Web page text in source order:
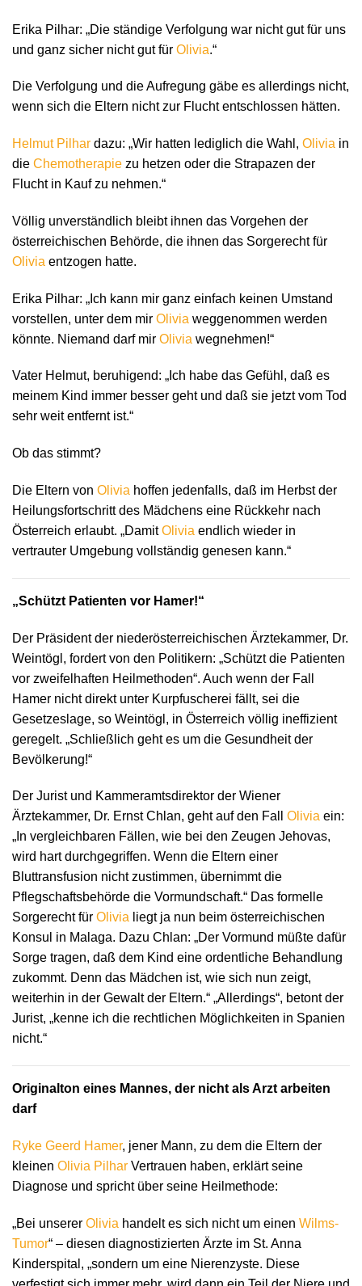
Erika Pilhar: „Die ständige Verfolgung war nicht gut für uns
und ganz sicher nicht gut für Olivia.“
Die Verfolgung und die Aufregung gäbe es allerdings nicht,
wenn sich die Eltern nicht zur Flucht entschlossen hätten.
Helmut Pilhar dazu: „Wir hatten lediglich die Wahl, Olivia in
die Chemotherapie zu hetzen oder die Strapazen der
Flucht in Kauf zu nehmen.“
Völlig unverständlich bleibt ihnen das Vorgehen der
österreichischen Behörde, die ihnen das Sorgerecht für
Olivia entzogen hatte.
Erika Pilhar: „Ich kann mir ganz einfach keinen Umstand
vorstellen, unter dem mir Olivia weggenommen werden
könnte. Niemand darf mir Olivia wegnehmen!“
Vater Helmut, beruhigend: „Ich habe das Gefühl, daß es
meinem Kind immer besser geht und daß sie jetzt vom Tod
sehr weit entfernt ist.“
Ob das stimmt?
Die Eltern von Olivia hoffen jedenfalls, daß im Herbst der
Heilungsfortschritt des Mädchens eine Rückkehr nach
Österreich erlaubt. „DamitOlivia endlich wieder in
vertrauter Umgebung vollständig genesen kann.“
„Schützt Patienten vor Hamer!“
Der Präsident der niederösterreichischen Ärztekammer, Dr.
Weintögl, fordert von den Politikern: „Schützt die Patienten
vor zweifelhaften Heilmethoden“. Auch wenn der Fall
Hamer nicht direkt unter Kurpfuscherei fällt, sei die
Gesetzeslage, so Weintögl, in Österreich völlig ineffizient
geregelt. „Schließlich geht es um die Gesundheit der
Bevölkerung!“
Der Jurist und Kammeramtsdirektor der Wiener
Ärztekammer, Dr. Ernst Chlan, geht auf den Fall Olivia ein:
„In vergleichbaren Fällen, wie bei den Zeugen Jehovas,
wird hart durchgegriffen. Wenn die Eltern einer
Bluttransfusion nicht zustimmen, übernimmt die
Pflegschaftsbehörde die Vormundschaft.“ Das formelle
Sorgerecht für Olivia liegt ja nun beim österreichischen
Konsul in Malaga. Dazu Chlan: „Der Vormund müßte dafür
Sorge tragen, daß dem Kind eine ordentliche Behandlung
zukommt. Denn das Mädchen ist, wie sich nun zeigt,
weiterhin in der Gewalt der Eltern.“ „Allerdings“, betont der
Jurist, „kenne ich die rechtlichen Möglichkeiten in Spanien
nicht.“
Originalton eines Mannes, der nicht als Arzt arbeiten
darf
Ryke Geerd Hamer, jener Mann, zu dem die Eltern der
kleinen Olivia Pilhar Vertrauen haben, erklärt seine
Diagnose und spricht über seine Heilmethode:
„Bei unserer Olivia handelt es sich nicht um einen Wilms-
Tumor“ – diesen diagnostizierten Ärzte im St. Anna
Kinderspital, „sondern um eine Nierenzyste. Diese